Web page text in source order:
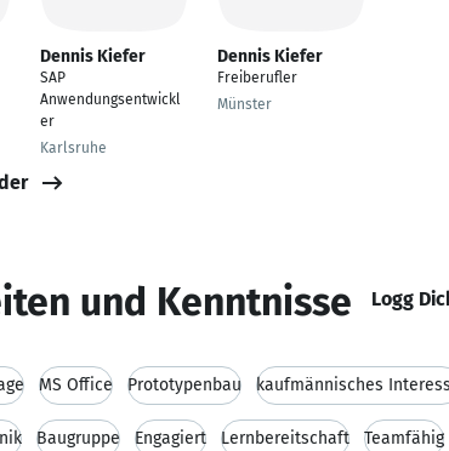
Dennis Kiefer
SAP
Anwendungsentwickl
er
Karlsruhe
Dennis Kiefer
Freiberufler
Münster
und Kenntnisse Logg
MS Office Prototypenbau kaufmännisches
Baugruppe Engagiert Lernbereitschaft Teamfähig